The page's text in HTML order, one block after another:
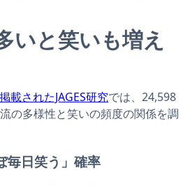
いと笑いも増え
載されたJAGES研究では、24,598
の多様性と笑いの頻度の関係を調
毎日笑う」確率